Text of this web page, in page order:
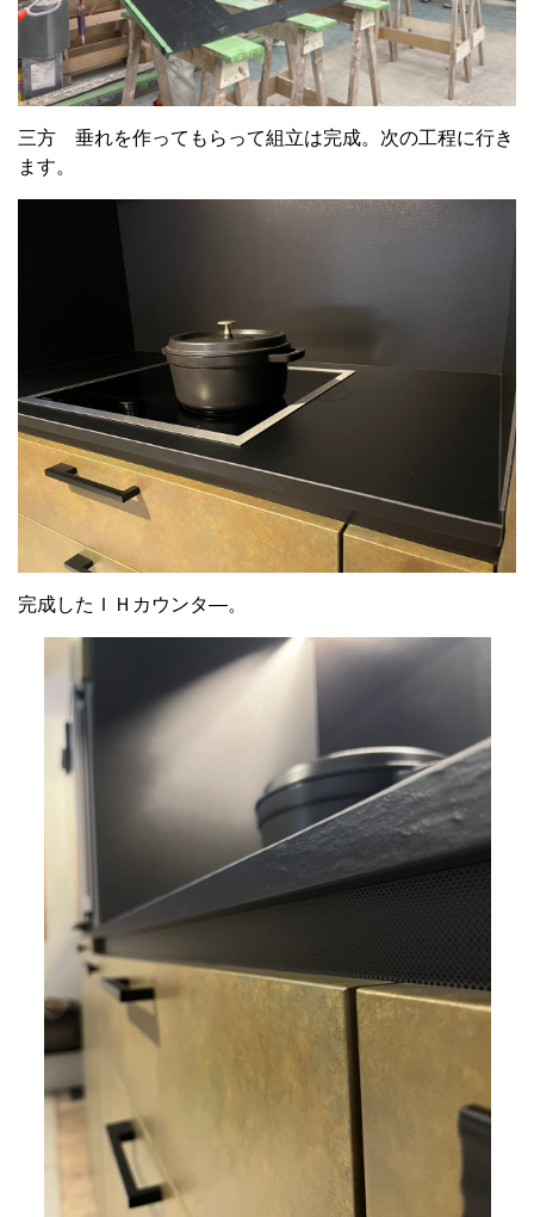
三方 垂れを作ってもらって組立は完成。次の工程に行き
ます。
完成したＩＨカウンタ―。